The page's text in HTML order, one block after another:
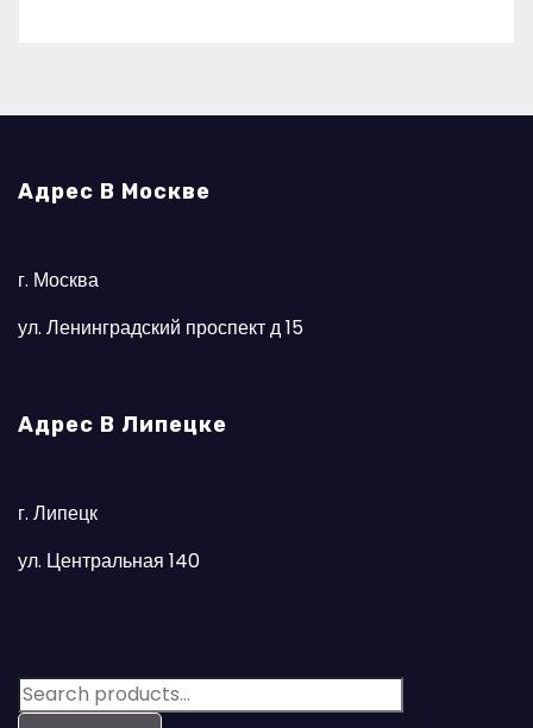
Адрес В Москве
г. Москва
ул. Ленинградский проспект д 15
Адрес В Липецке
г. Липецк
ул. Центральная 140
S
e